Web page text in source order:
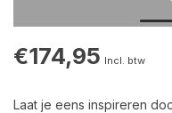
€174,95 Incl. btw
Laat je eens inspireren